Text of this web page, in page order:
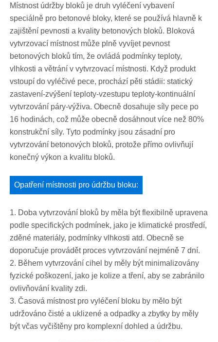
Místnost údržby bloků je druh vyléčení vybavení
speciálně pro betonové bloky, které se používá hlavně k
zajištění pevnosti a kvality betonových bloků. Bloková
vytvrzovací místnost může plně vyvíjet pevnost
betonových bloků tím, že ovládá podmínky teploty,
vlhkosti a větrání v vytvrzovací místnosti. Když produkt
vstoupí do vyléčivé pece, prochází pěti stádii: statický
zastavení-zvýšení teploty-vzestupu teploty-kontinuální
vytvrzování páry-výživa. Obecně dosahuje síly pece po
16 hodinách, což může obecně dosáhnout více než 80%
konstrukční síly. Tyto podmínky jsou zásadní pro
vytvrzování betonových bloků, protože přímo ovlivňují
konečný výkon a kvalitu bloků.
Opatření místnosti pro údržbu bloku:
1. Doba vytvrzování bloků by měla být flexibilně upravena
podle specifických podmínek, jako je klimatické prostředí,
zděné materiály, podmínky vlhkosti atd. Obecně se
doporučuje provádět proces vytvrzování nejméně 7 dní.
2. Během vytvrzování cihel by měly být minimalizovány
fyzické poškození, jako je kolize a tření, aby se zabránilo
ovlivňování kvality zdi.
3. Časová místnost pro vyléčení bloku by mělo být
udržováno čisté a uklizené a odpadky a zbytky by měly
být včas vyčištěny pro komplexní dohled a údržbu.